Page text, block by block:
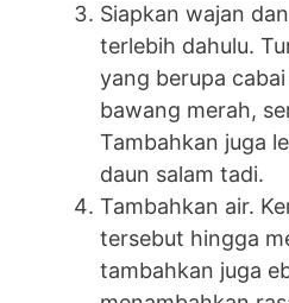
Siapkan wajan
terlebih dahulu.
yang berupa
bawang merah,
Tambahkan juga
daun salam tadi.
Tambahkan air.
tersebut hingga
tambahkan juga